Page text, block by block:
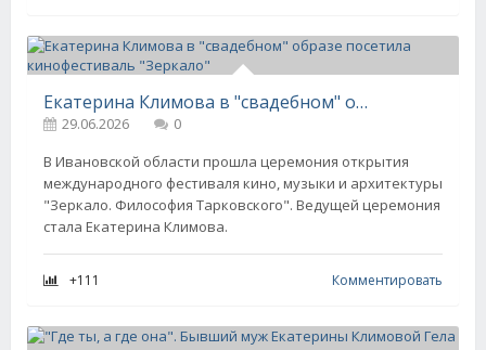
Екатерина Климова в "свадебном" образе посетила кинофестиваль "Зеркало"
29.06.2026
0
В Ивановской области прошла церемония открытия
международного фестиваля кино, музыки и архитектуры
"Зеркало. Философия Тарковского". Ведущей церемония
стала Екатерина Климова.
+111 Комментировать